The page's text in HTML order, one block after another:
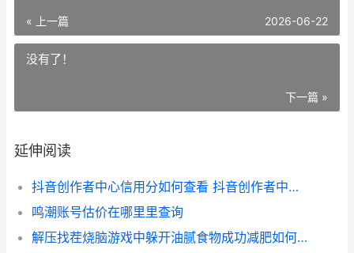
« 上一篇 2026-06-22
没有了！
下一篇 »
延伸阅读
抖音创作者中心信用分如何查看 抖音创作者中心服务平台入口
鸣潮账号估价在哪里里查询
解压找茬烧脑游戏中躲开油腻食物成功减肥如何过 烧脑解压神器攻略